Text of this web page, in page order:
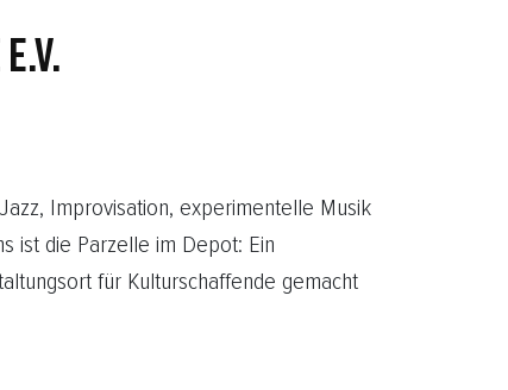
Improvisation, experimentelle Musik
ist die Parzelle im Depot: Ein
für Kulturschaffende gemacht